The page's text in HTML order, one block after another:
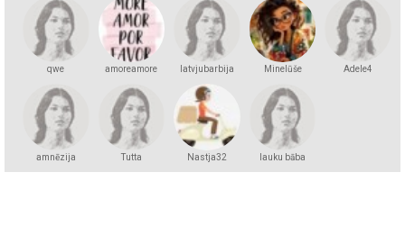
qwe amoreamore latvjubarbija Minelūše Adele4
amnēzija Tutta Nastja32 lauku bāba